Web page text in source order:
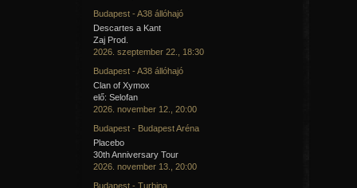
Budapest - A38 állóhajó
Descartes a Kant
Zaj Prod.
2026. szeptember 22., 18:30
Budapest - A38 állóhajó
Clan of Xymox
elő: Selofan
2026. november 12., 20:00
Budapest - Budapest Aréna
Placebo
30th Anniversary Tour
2026. november 13., 20:00
Budapest - Turbina